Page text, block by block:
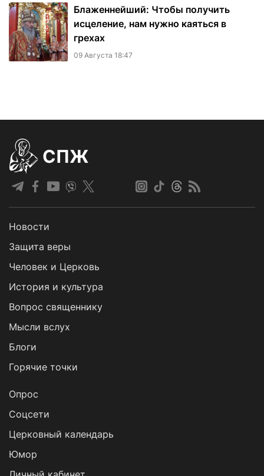
Блаженнейший: Чтобы получить
исцеление, нам нужно каяться в
грехах
09 Августа 18:47
СПЖ
Новости
Защита веры
Человек и Церковь
История и культура
Вопрос священнику
Мысли вслух
Блоги
Горячие точки
Опрос
Cоцсети
Церковный календарь
Юмор